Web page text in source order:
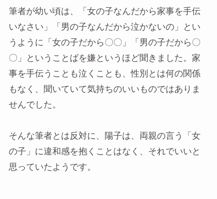
筆者が幼い頃は、「女の子なんだから家事を手伝
いなさい」「男の子なんだから泣かないの」とい
うように「女の子だから〇〇」「男の子だから〇
〇」ということばを嫌というほど聞きました。家
事を手伝うことも泣くことも、性別とは何の関係
もなく、聞いていて気持ちのいいものではありま
せんでした。
そんな筆者とは反対に、陽子は、両親の言う「女
の子」に違和感を抱くことはなく、それでいいと
思っていたようです。